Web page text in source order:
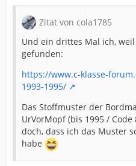
Zitat von cola1785
Und ein drittes Mal ich,
gefunden:
https://www.c-klasse-
1993-1995/
Das Stoffmuster der
UrVorMopf (bis 1995 /
doch, dass ich das Muster
habe